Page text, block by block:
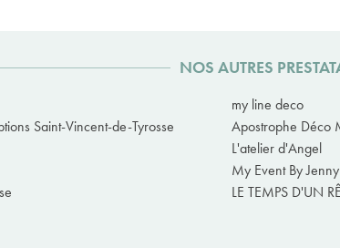
NOS AUTRES
my line deco
Saint-Vincent-de-Tyrosse
Apostrophe Déco
L'atelier d'Angel
My Event By
LE TEMPS D'UN